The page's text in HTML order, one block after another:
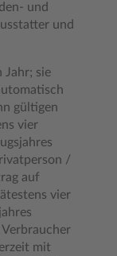
und
und
Jahr; sie
gültigen
vier
/
auf
vier
mit